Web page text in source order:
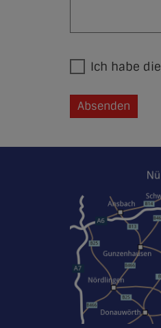
Ich habe die
Absenden